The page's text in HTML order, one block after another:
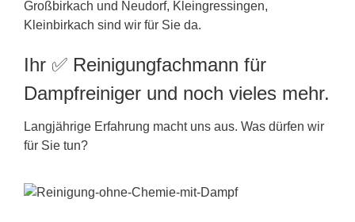
Großbirkach und Neudorf, Kleingressingen,
Kleinbirkach sind wir für Sie da.
Ihr ✅ Reinigungfachmann für
Dampfreiniger und noch vieles mehr.
Langjährige Erfahrung macht uns aus. Was dürfen wir
für Sie tun?